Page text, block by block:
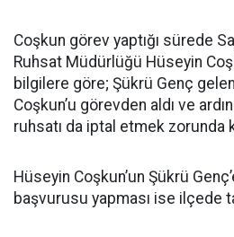
Coşkun görev yaptığı sürede
Ruhsat Müdürlüğü Hüseyin
bilgilere göre; Şükrü Genç
Coşkun’u görevden aldı ve
ruhsatı da iptal etmek zorunda
Hüseyin Coşkun’un Şükrü
başvurusu yapması ise ilçede